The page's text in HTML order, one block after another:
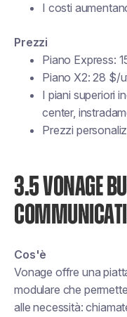
I costi
Prezzi
Piano Express:
Piano X2: 28 $/
I piani superiori
center,
Prezzi
3.5 VONAGE
Cos'è
Vonage offre una
modulare che
alle necessità: